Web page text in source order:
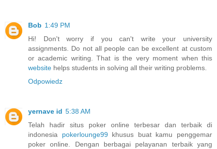
Bob 1:49 PM
Hi! Don't worry if you can't write your university
assignments. Do not all people can be excellent at custom
or academic writing. That is the very moment when this
website helps students in solving all their writing problems.
Odpowiedz
yernave id 5:38 AM
Telah hadir situs poker online terbesar dan terbaik di
indonesia pokerlounge99khusus buat kamu penggemar
poker online. Dengan berbagai pelayanan terbaik yang